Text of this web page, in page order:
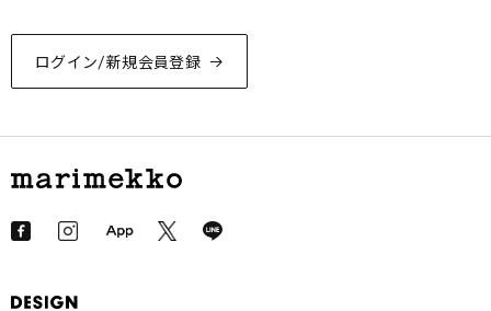
ログイン/新規会員登録